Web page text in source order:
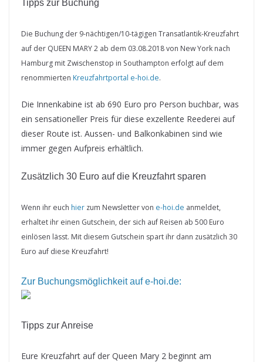
Tipps zur Buchung
Die Buchung der 9-nächtigen/10-tägigen Transatlantik-Kreuzfahrt
auf der QUEEN MARY 2 ab dem 03.08.2018 von New York nach
Hamburg mit Zwischenstop in Southampton erfolgt auf dem
renommierten Kreuzfahrtportal e-hoi.de.
Die Innenkabine ist ab 690 Euro pro Person buchbar, was
ein sensationeller Preis für diese exzellente Reederei auf
dieser Route ist. Aussen- und Balkonkabinen sind wie
immer gegen Aufpreis erhältlich.
Zusätzlich 30 Euro auf die Kreuzfahrt sparen
Wenn ihr euch hier zum Newsletter von e-hoi.de anmeldet,
erhaltet ihr einen Gutschein, der sich auf Reisen ab 500 Euro
einlösen lässt. Mit diesem Gutschein spart ihr dann zusätzlich 30
Euro auf diese Kreuzfahrt!
Zur Buchungsmöglichkeit auf e-hoi.de:
Tipps zur Anreise
Eure Kreuzfahrt auf der Queen Mary 2 beginnt am